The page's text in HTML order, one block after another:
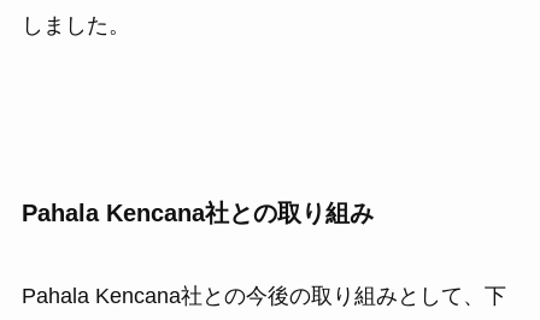
しました。
Pahala Kencana社との取り組み
Pahala Kencana社との今後の取り組みとして、下